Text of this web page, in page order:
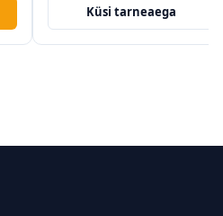
Küsi tarneaega